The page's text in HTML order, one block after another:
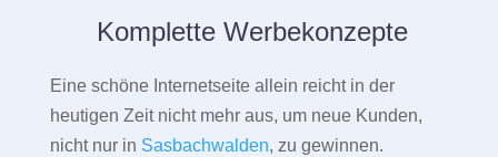
Komplette Werbekonzepte
Eine schöne Internetseite allein reicht in der
heutigen Zeit nicht mehr aus, um neue Kunden,
nicht nur in Sasbachwalden, zu gewinnen.